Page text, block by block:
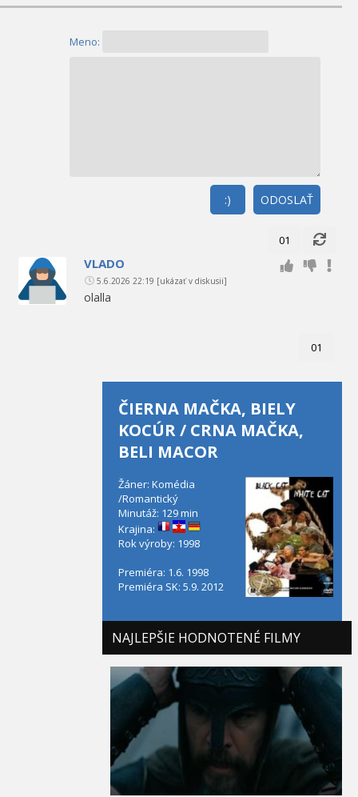
Meno:
ODOSLAŤ
:)
01
VLADO
5.6.2026 22:19 [ukázať v diskusii]
olalla
01
ČIERNA MAČKA, BIELY
KOCÚR / CRNA MAČKA,
BELI MACOR
Žáner: Komédia
/Romantický
Minutáž: 129 min
Krajina:
Rok výroby: 1998
Premiéra: 1.6. 1998
Premiéra SK: 5.9. 2012
NAJLEPŠIE HODNOTENÉ FILMY